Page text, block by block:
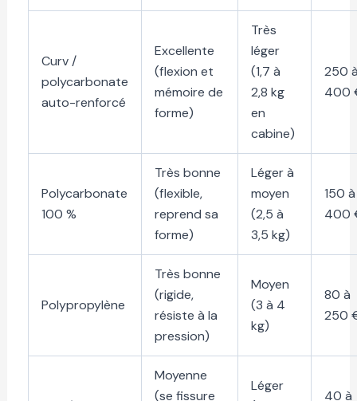
Curv /
polycarbonate
auto-renforcé
Excellente
(flexion et
mémoire de
forme)
Très
léger
(1,7 à
2,8 kg
en
cabine)
250
400
Polycarbonate
100 %
Très bonne
(flexible,
reprend sa
forme)
Léger à
moyen
(2,5 à
3,5 kg)
150 à
400
Polypropylène
Très bonne
(rigide,
résiste à la
pression)
Moyen
(3 à 4
kg)
80 à
250
Moyenne
(se fissure
Léger
40 à